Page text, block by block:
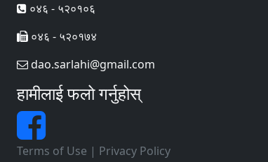
०४६ - ५२०१०६
०४६ - ५२०१७४
dao.sarlahi@gmail.com
हामीलाई फलो गर्नुहोस्
Terms of Use | Privacy Policy